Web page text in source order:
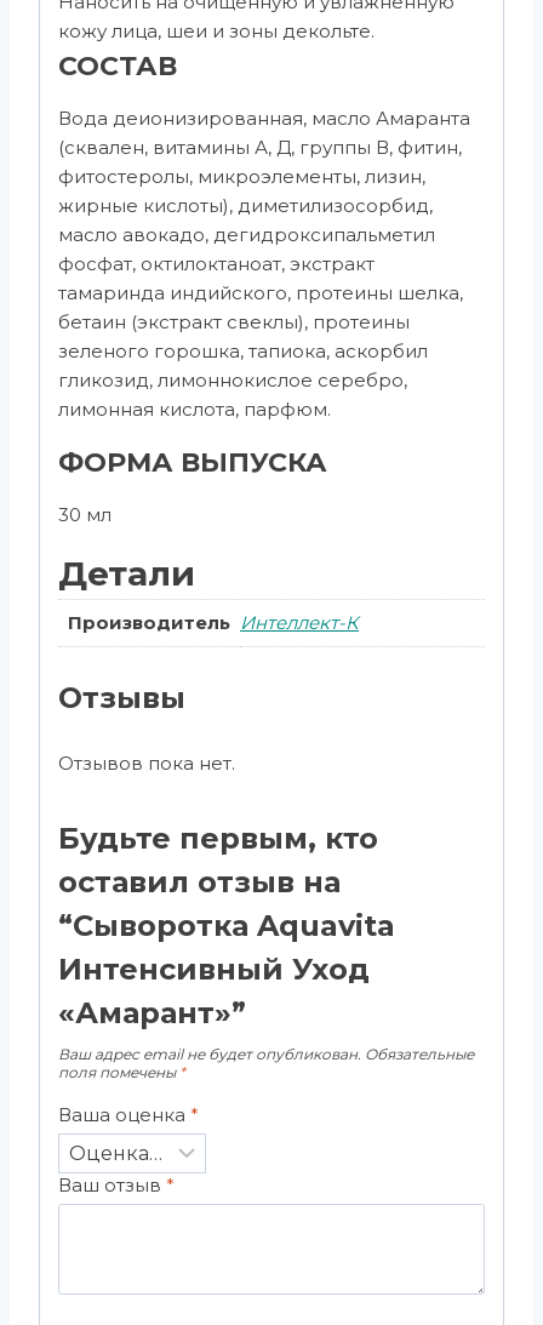
кожу лица, шеи и зоны декольте.
СОСТАВ
Вода деионизированная, масло Амаранта
(сквален, витамины А, Д, группы В, фитин,
фитостеролы, микроэлементы, лизин,
жирные кислоты), диметилизосорбид,
масло авокадо, дегидроксипальметил
фосфат, октилоктаноат, экстракт
тамаринда индийского, протеины шелка,
бетаин (экстракт свеклы), протеины
зеленого горошка, тапиока, аскорбил
гликозид, лимоннокислое серебро,
лимонная кислота, парфюм.
ФОРМА ВЫПУСКА
30 мл
Детали
Производитель Интеллект-К
Отзывы
Отзывов пока нет.
Будьте первым, кто
оставил отзыв на
“Сыворотка Aquavita
Интенсивный Уход
«Амарант»”
Ваш адрес email не будет опубликован. Обязательные
поля помечены *
Ваша оценка *
Ваш отзыв *